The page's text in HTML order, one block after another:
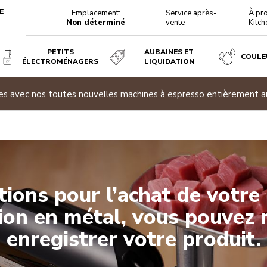
Emplacement:
Non déterminé
Service après-
vente
À
PETITS
ÉLECTROMÉNAGERS
AUBAINES ET
LIQUIDATION
deux électroménagers admissibles ou plus et
Inscrivez-vous dès maintenant
pour l’achat de votre
en métal, vous pouvez
enregistrer votre produit.
Inscrivez-vous dès maintenant